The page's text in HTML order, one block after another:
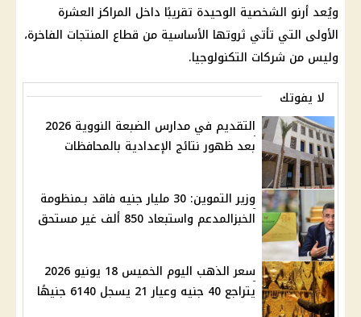
ويُعد أرنو الشخصية الوحيدة تقريبًا داخل المراكز العشرة
الأولى التي تأتي ثروتها الأساسية من قطاع المنتجات الفاخرة،
وليس من شركات التكنولوجيا.
لا يفوتك
التقديم في مدارس الضبعة النووية 2026
بعد ظهور نتائج الإعدادية بالمحافظات
وزير التموين: 30 مليار جنيه فاقد بـمنظومة
الخبزالمدعم واستبعاد 850 ألف غير مستحق
سعر الذهب اليوم الخميس 18 يونيو 2026
يتراجع 40 جنيه وعيار 21 يسجل 6140 جنيهًا